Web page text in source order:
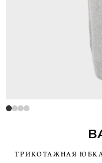
ТРИКОТАЖНАЯ